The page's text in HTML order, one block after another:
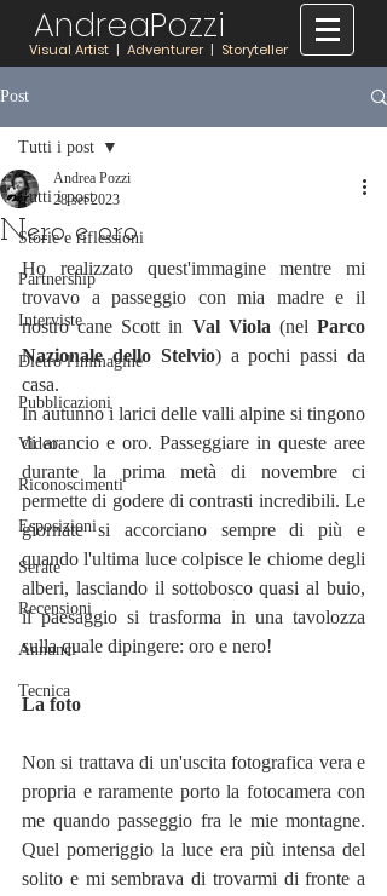
AndreaPozzi
Visual Artist | Adventurer | Storyteller
Post
Tutti i post
Storie e riflessioni
Partnership
Interviste
Dietro l'immagine
Pubblicazioni
Video
Riconoscimenti
Esposizioni
Serate
Recensioni
Annunci
Tecnica
Tutti i post
Nero e oro
Andrea Pozzi
28 set 2023
Ho realizzato quest'immagine mentre mi
trovavo a passeggio con mia madre e il
nostro cane Scott in Val Viola (nel Parco
Nazionale dello Stelvio) a pochi passi da
casa.
In autunno i larici delle valli alpine si tingono
di arancio e oro. Passeggiare in queste aree
durante la prima metà di novembre ci
permette di godere di contrasti incredibili. Le
giornate si accorciano sempre di più e
quando l'ultima luce colpisce le chiome degli
alberi, lasciando il sottobosco quasi al buio,
il paesaggio si trasforma in una tavolozza
sulla quale dipingere: oro e nero!
La foto
Non si trattava di un'uscita fotografica vera e
propria e raramente porto la fotocamera con
me quando passeggio fra le mie montagne.
Quel pomeriggio la luce era più intensa del
solito e mi sembrava di trovarmi di fronte a